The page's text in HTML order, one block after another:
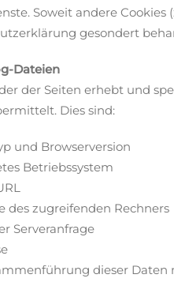
Soweit andere
gesondert
Dateien
der Seiten erhebt und
Dies sind:
und Browserversion
Betriebssystem
des zugreifenden Rechners
Serveranfrage
dieser